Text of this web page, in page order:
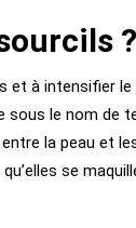
?
à intensifier le
le nom de
la peau et
se